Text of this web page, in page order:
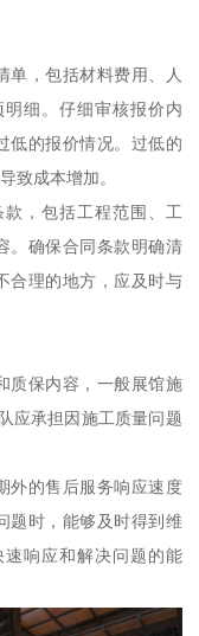
单，包括材料费用、人
细。仔细审核报价内
低的报价情况。过低的
致成本增加。
，包括工程范围、工
。确保合同条款明确清
合理的地方，应及时与
质保内容，一般展馆施
应承担因施工质量问题
外的售后服务响应速度
题时，能够及时得到维
响应和解决问题的能